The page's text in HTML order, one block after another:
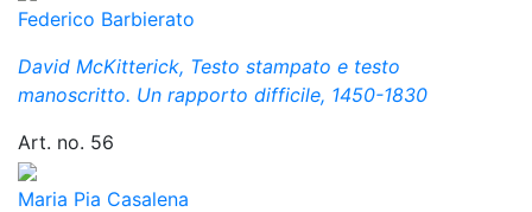
Federico Barbierato
David McKitterick, Testo stampato e testo
manoscritto. Un rapporto difficile, 1450-1830
Art. no. 56
Maria Pia Casalena